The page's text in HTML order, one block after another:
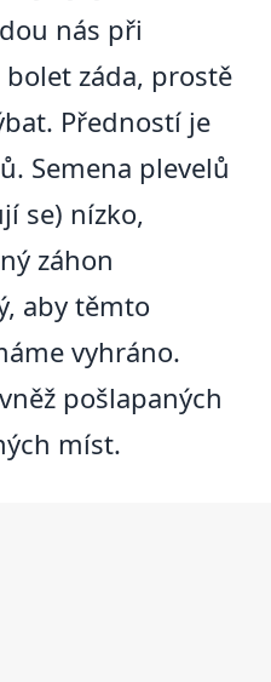
nás při
záda, prostě
Předností je
Semena plevelů
se) nízko,
záhon
aby těmto
vyhráno.
pošlapaných
míst.